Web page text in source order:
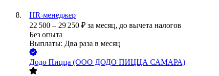
HR-менеджер
22 500 – 29 250 ₽ за месяц, до вычета налогов
Без опыта
Выплаты: Два раза в месяц
Додо Пицца (ООО ДОДО ПИЦЦА САМАРА)